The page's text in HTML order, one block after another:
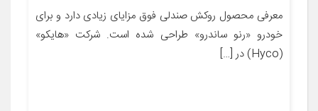
معرفی محصول روکش صندلی فوق مزایای زیادی دارد و برای
خودرو «رنو ساندرو» طراحی شده است. شرکت «هایکو»
(Hyco) در […]